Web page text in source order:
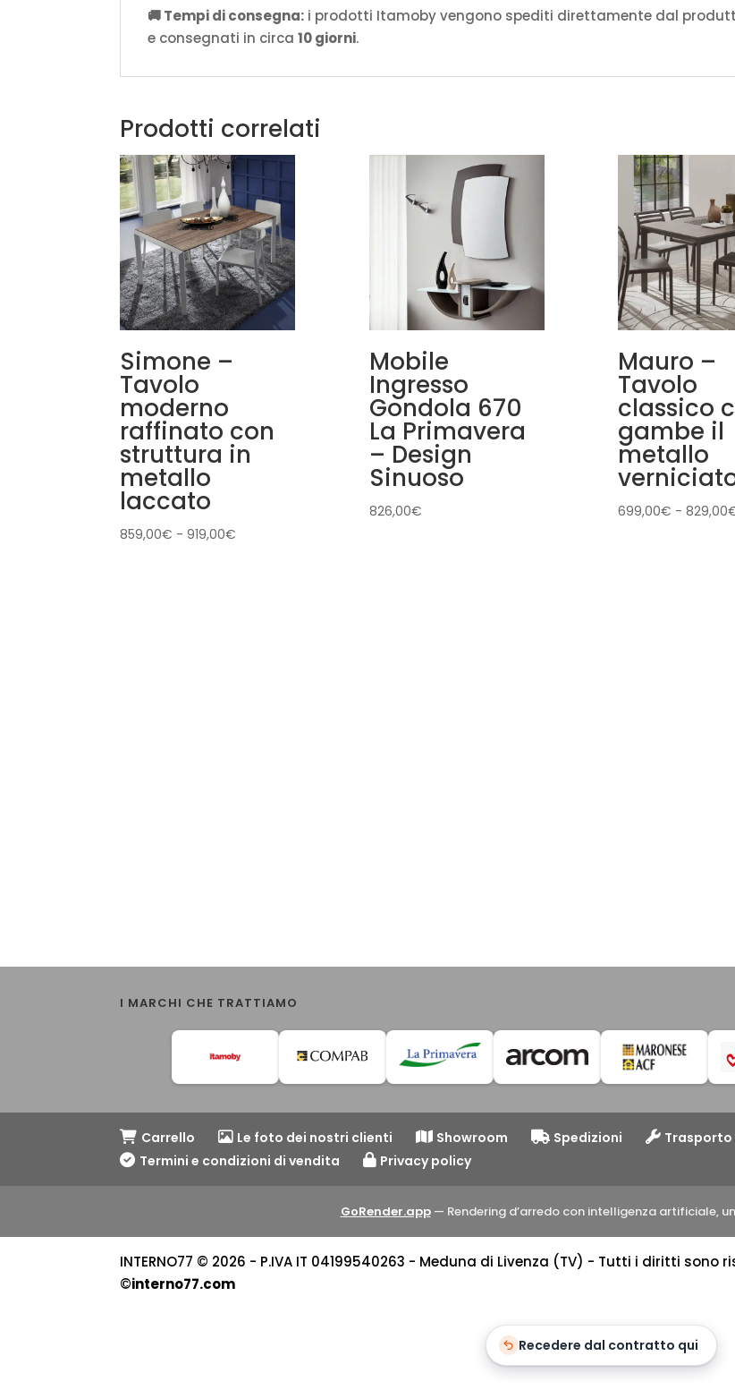
🚚 Tempi di consegna: i prodotti Itamoby vengono spediti direttamente dal
e consegnati in circa10 giorni.
Prodotti correlati
Simone –
Tavolo
moderno
raffinato con
struttura in
metallo
laccato
859,00€ - 919,00€
Mobile
Ingresso
Gondola 670
La Primavera
– Design
Sinuoso
826,00€
Mauro –
Tavolo
classico
gambe il
metallo
699,00€ - 829,00
I MARCHI CHE TRATTIAMO
Carrello Le foto dei nostri clienti Showroom Spedizioni
Termini e condizioni di vendita
Privacy policy
GoRender.app— Rendering d’arredo con intelligenza artificiale,
INTERNO77 © 2026 - P.IVA IT 04199540263 - Meduna di Livenza (TV) - Tutti i diritti sono
©interno77.com
Recedere dal contratto qui